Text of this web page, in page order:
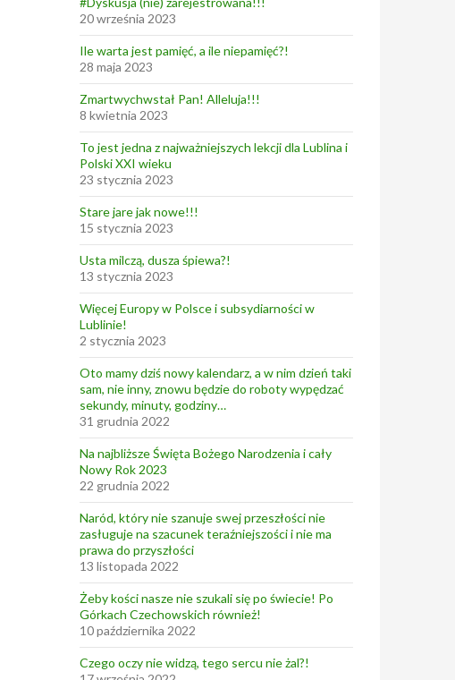
20 września 2023
Ile warta jest pamięć, a ile niepamięć?!
28 maja 2023
Zmartwychwstał Pan! Alleluja!!!
8 kwietnia 2023
To jest jedna z najważniejszych lekcji dla Lublina i
Polski XXI wieku
23 stycznia 2023
Stare jare jak nowe!!!
15 stycznia 2023
Usta milczą, dusza śpiewa?!
13 stycznia 2023
Więcej Europy w Polsce i subsydiarności w
Lublinie!
2 stycznia 2023
Oto mamy dziś nowy kalendarz, a w nim dzień taki
sam, nie inny, znowu będzie do roboty wypędzać
sekundy, minuty, godziny…
31 grudnia 2022
Na najbliższe Święta Bożego Narodzenia i cały
Nowy Rok 2023
22 grudnia 2022
Naród, który nie szanuje swej przeszłości nie
zasługuje na szacunek teraźniejszości i nie ma
prawa do przyszłości
13 listopada 2022
Żeby kości nasze nie szukali się po świecie! Po
Górkach Czechowskich również!
10 października 2022
Czego oczy nie widzą, tego sercu nie żal?!